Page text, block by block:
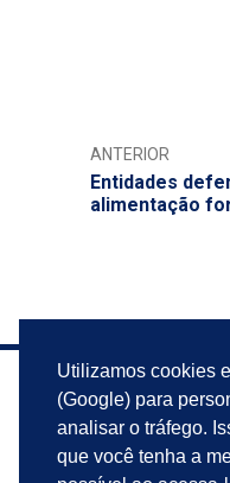
Utilizamos cookies
(Google) para
analisar o tráfego.
que você tenha a
ANTERIOR
Entidades
alimentação